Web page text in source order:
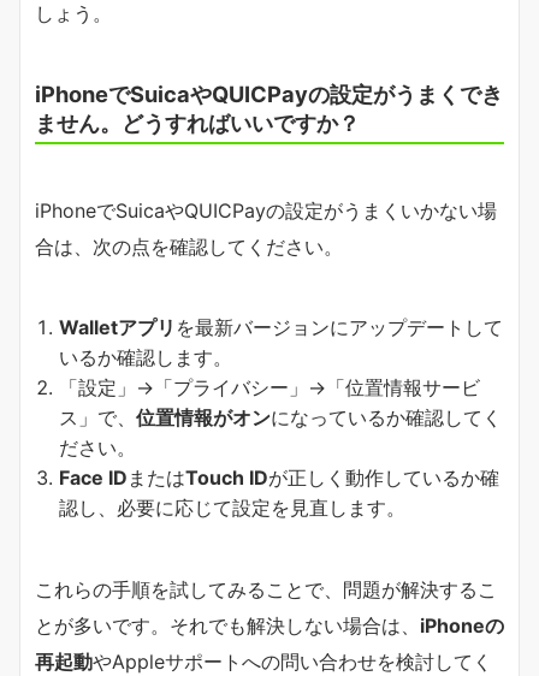
しょう。
iPhoneでSuicaやQUICPayの設定がうまくでき
ません。どうすればいいですか？
iPhoneでSuicaやQUICPayの設定がうまくいかない場
合は、次の点を確認してください。
Walletアプリ を最新バージョンにアップデートして
いるか確認します。
「設定」→「プライバシー」→「位置情報サービ
ス」で、 位置情報がオンになっているか確認してく
ださい。
Face ID またはTouch IDが正しく動作しているか確
認し、必要に応じて設定を見直します。
これらの手順を試してみることで、問題が解決するこ
とが多いです。それでも解決しない場合は、 iPhoneの
再起動やAppleサポートへの問い合わせを検討してく